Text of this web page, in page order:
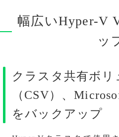
幅広いHyper-V
ッ
クラスタ共有ボリ
（CSV）、
をバックアップ